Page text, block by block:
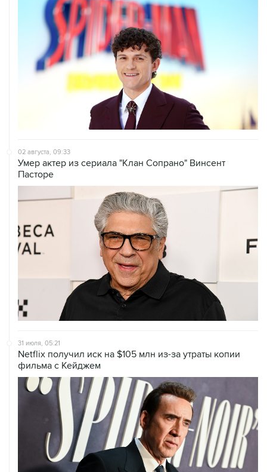
02 августа, 09:33
Умер актер из сериала "Клан Сопрано" Винсент
Пасторе
31 июля, 05:21
Netflix получил иск на $105 млн из-за утраты копии
фильма с Кейджем